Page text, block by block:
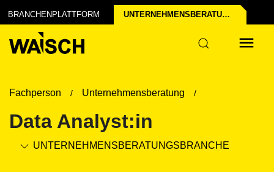
BRANCHENPLATTFORM UNTERNEHMENSBERATUNGS­BRANCHE
Fachperson Unternehmensberatung
Data Analyst:in
UNTERNEHMENSBERATUNGS­BRANCHE